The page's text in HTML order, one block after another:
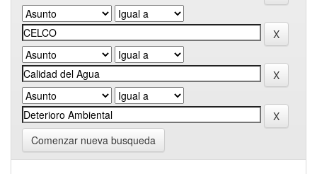
Comenzar nueva busqueda